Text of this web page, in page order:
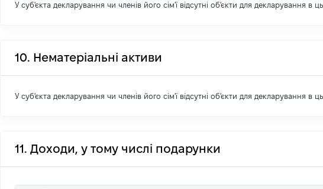
У суб'єкта декларування чи членів його сім'ї відсутні об'єкти для декларування в
10. Нематеріальні активи
У суб'єкта декларування чи членів його сім'ї відсутні об'єкти для декларування в
11. Доходи, у тому числі подарунки